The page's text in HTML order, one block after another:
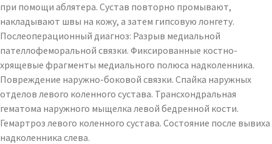
при помощи аблятера. Сустав повторно промывают,
накладывают швы на кожу, а затем гипсовую лонгету.
Послеоперационный диагноз: Разрыв медиальной
пателлофеморальной связки. Фиксированные костно-
хрящевые фрагменты медиального полюса надколенника.
Повреждение наружно-боковой связки. Спайка наружных
отделов левого коленного сустава. Трансхондральная
гематома наружного мыщелка левой бедренной кости.
Гемартроз левого коленного сустава. Состояние после вывиха
надколенника слева.